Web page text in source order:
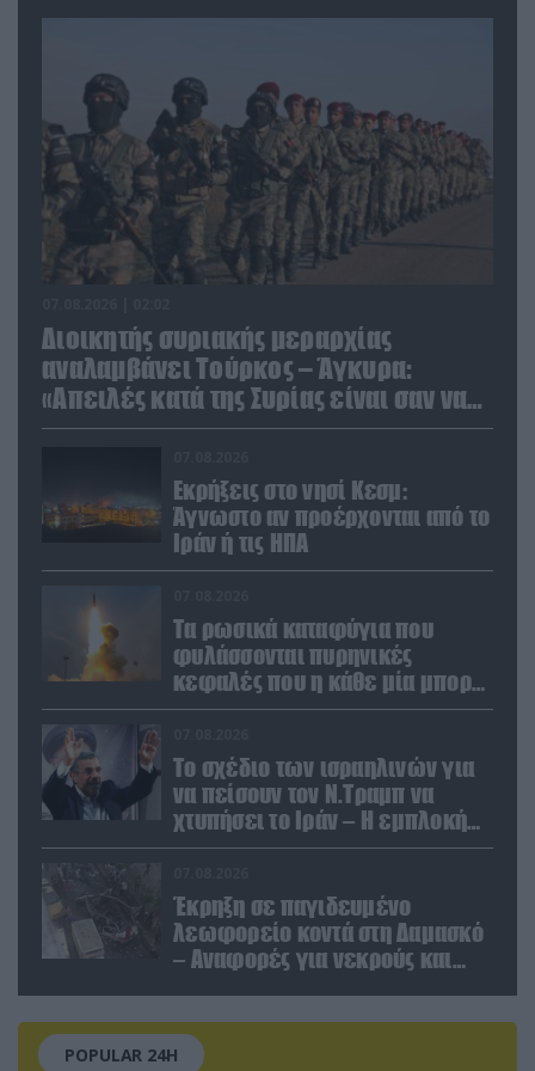
Διοικητής συριακής μεραρχίας
αναλαμβάνει Τούρκος – Άγκυρα:
«Απειλές κατά της Συρίας είναι σαν να
απειλούν εμάς»
Εκρήξεις στο νησί Κεσμ:
Άγνωστο αν προέρχονται από το
Ιράν ή τις ΗΠΑ
Τα ρωσικά καταφύγια που
φυλάσσονται πυρηνικές
κεφαλές που η κάθε μία μπορεί
να καταστρέψει «μία
Το σχέδιο των ισραηλινών για
να πείσουν τον Ν.Τραμπ να
χτυπήσει το Ιράν – Η εμπλοκή
του Μ.Αχμαντινετζάντ
Έκρηξη σε παγιδευμένο
λεωφορείο κοντά στη Δαμασκό
– Αναφορές για νεκρούς και
POPULAR 24H